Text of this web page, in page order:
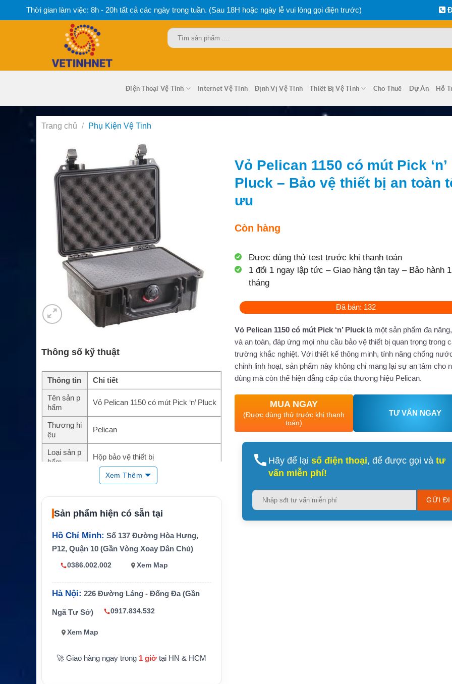
Thời gian làm việc: 8h - 20h tất cả các ngày trong tuần. (Sau 18H hoặc ngày lễ vui lòng gọi điện trước)
Tìm
kiếm:
Điện Thoại Vệ Tinh Internet Vệ Tinh Định Vị Vệ Tinh Thiết Bị Vệ Tinh Cho Thuê Dự Án Hỗ
Trang chủ / Phụ Kiện Vệ Tinh
Thông số kỹ thuật
Thông tin Chi tiết
Tên sản p
hẩm
Vỏ Pelican 1150 có mút Pick ‘n’ Pluck
Thương hi
ệu
Pelican
Loại sản p
hẩm
Hộp bảo vệ thiết bị
Protector Case
Kích thướ
c trong
8.29 x 5.79 x 3.75 inch
Kích thướ
9.44 x 7.8 x 4.29 inch
Trọng lượ
ng kèm m
út
Khoảng 0.79kg
Tính năng
chính
Chống nước, chống bụi, chống va đậ
p, van cân bằng áp suất
Pick ‘n’ Pluck foam
Ứng dụng
phụ kiện vệ tinh, dụng cụ kỹ thuật
Xem Thêm
Sản phẩm hiện có sẵn tại
Hồ Chí Minh: Số 137 Đường Hòa Hưng,
P12, Quận 10 (Gần Vòng Xoay Dân Chủ)
0386.002.002 Xem Map
Hà Nội: 226 Đường Láng - Đống Đa (Gần
Ngã Tư Sở) 0917.834.532
Xem Map
🚀 Giao hàng ngay trong 1 giờ tại HN & HCM
Vỏ Pelican 1150 có mút Pick ‘n’
Pluck – Bảo vệ thiết bị an toàn
ưu
Còn hàng
Được dùng thử test trước khi thanh toán
1 đổi 1 ngay lập tức – Giao hàng tận tay – Bảo hành
tháng
Đã bán: 132
Vỏ Pelican 1150 có mút Pick ‘n’ Plucklà một sản phẩm đa
và an toàn, đáp ứng mọi nhu cầu bảo vệ thiết bị quan trọng trong
trường khắc nghiệt. Với thiết kế thông minh, tính năng chống
chỉnh linh hoạt, sản phẩm này không chỉ mang lại sự an tâm cho
dùng mà còn thể hiện đẳng cấp của thương hiệu Pelican.
MUA NGAY
(Được dùng thử trước khi thanh
toán)
TƯ VẤN NGAY
Hãy để lại số điện thoại, để được gọi và tư
vấn miễn phí!
Please
this